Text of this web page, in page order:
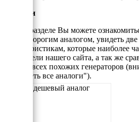
Аналоги
В этом разделе Вы можете
самым дорогим аналогом, увидеть
характеристикам, которые наиболее
посетители нашего сайта, а так же
данные всех похожих генераторов
"Смотреть все аналоги").
Самый дешевый аналог